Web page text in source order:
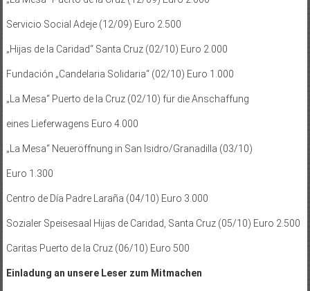
Servicio Social Adeje (12/09) Euro 2.500
„Hijas de la Caridad“ Santa Cruz (02/10) Euro 2.000
Fundación „Candelaria Solidaria“ (02/10) Euro 1.000
„La Mesa“ Puerto de la Cruz (02/10) für die Anschaffung
eines Lieferwagens Euro 4.000
„La Mesa“ Neueröffnung in San Isidro/Granadilla (03/10)
Euro 1.300
Centro de Día Padre Laraña (04/10) Euro 3.000
Sozialer Speisesaal Hijas de Caridad, Santa Cruz (05/10) Euro 2.500
Caritas Puerto de la Cruz (06/10) Euro 500
Einladung an unsere Leser zum Mitmachen